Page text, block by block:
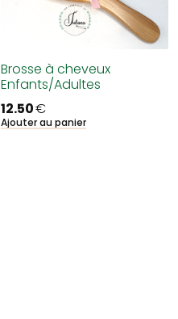
Brosse à cheveux
Enfants/Adultes
12.50€
Ajouter au panier